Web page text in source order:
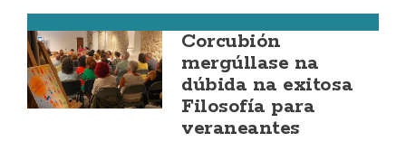
Corcubión
mergúllase na
dúbida na exitosa
Filosofía para
veraneantes